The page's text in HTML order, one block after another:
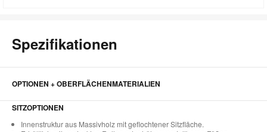
Spezifikationen
OPTIONEN + OBERFLÄCHENMATERIALIEN
SITZOPTIONEN
Innenstruktur aus Massivholz mit geflochtener Sitzfläche.